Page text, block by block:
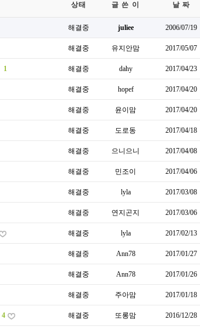
상태 글 쓴 이 날 짜
해결중 juliee 2006/07/19
해결중 유지안맘 2017/05/07
1 해결중 dahy 2017/04/23
해결중 hopef 2017/04/20
해결중 윤이맘 2017/04/20
해결중 도로동 2017/04/18
해결중 으니으니 2017/04/08
해결중 민조이 2017/04/06
해결중 lyla 2017/03/08
해결중 연지곤지 2017/03/06
해결중 lyla 2017/02/13
해결중 Ann78 2017/01/27
해결중 Ann78 2017/01/26
해결중 주아맘 2017/01/18
4 해결중 또롱맘 2016/12/28